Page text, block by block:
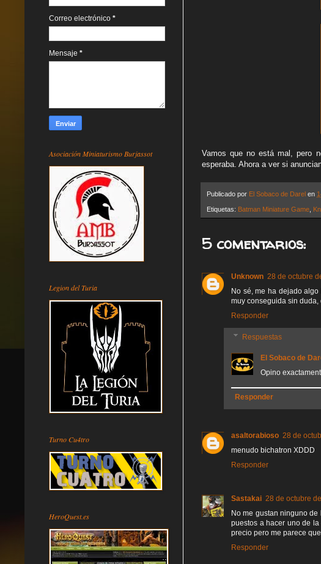
Vamos que no está mal, pero
esperaba. Ahora a ver si
Publicado por El Sobaco de Darel en
Etiquetas: Batman Miniature Game
5 comentarios:
Unknown 28 de octubre
No sé, me ha dejado
muy conseguida sin duda,
Responder
Respuestas
El Sobaco de
Opino
Responder
asaltorabioso 28 de
menudo bichatron XDDD
Responder
Sastakai 28 de octubre
No me gustan ninguno
puestos a hacer uno de
precio pero me parece
Responder
Correo electrónico *
Mensaje *
Asociación Miniaturismo Burjassot
Legion del Turia
Turno Cu4tro
HeroQuest.es